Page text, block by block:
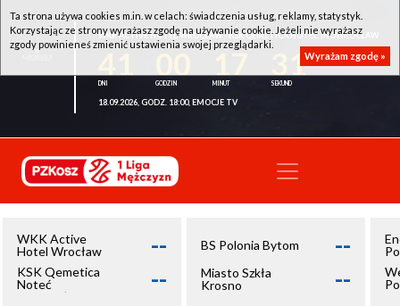
WKK ACTIVE HOTEL WROCŁAW - KSK QEMETICA NOTEĆ INOWROCŁAW
31
18.09.2026, GODZ. 18:00, EMOCJE TV
WKK Active
Hotel Wrocław
--
KSK Qemetica
Noteć
Inowrocław
--
BS Polonia Bytom --
Miasto Szkła
Krosno
--
Ta strona używa cookies m.in. w celach: świadczenia usług, reklamy, statystyk.
Korzystając ze strony wyrażasz zgodę na używanie cookie. Jeżeli nie wyrażasz
zgody powinieneś zmienić ustawienia swojej przeglądarki.
Wyrażam zgodę »